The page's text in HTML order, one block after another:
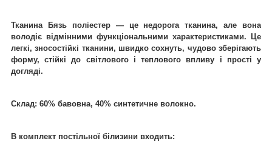
Тканина Бязь поліестер ― це недорога тканина, але вона
володіє відмінними функціональними характеристиками. Це
легкі, зносостійкі тканини, швидко сохнуть, чудово зберігають
форму, стійкі до світлового і теплового впливу і прості у
догляді.
Склад: 60% бавовна, 40% синтетичне волокно.
В комплект постільної білизини входить: